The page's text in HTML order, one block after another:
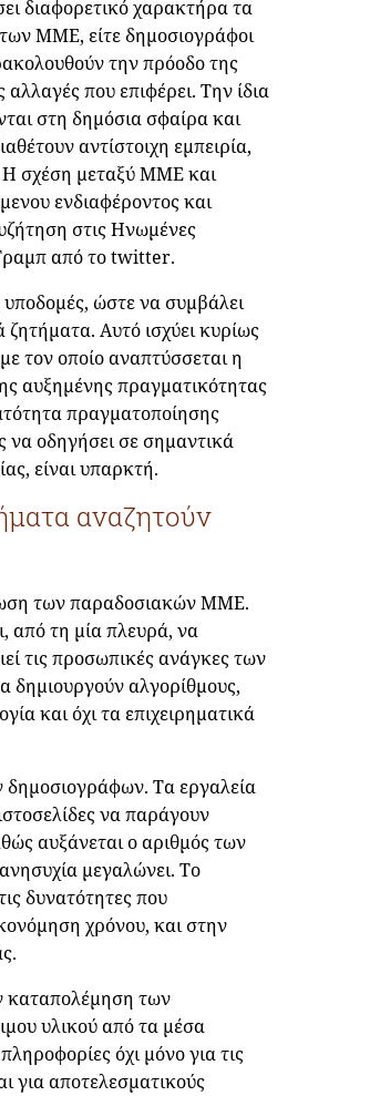
διαφορετικό χαρακτήρα τα
των ΜΜΕ, είτε δημοσιογράφοι
την πρόοδο της
που επιφέρει. Την ίδια
στη δημόσια σφαίρα και
αντίστοιχη εμπειρία,
Η σχέση μεταξύ ΜΜΕ και
ενδιαφέροντος και
στις Ηνωμένες
από το twitter.
υποδομές, ώστε να συμβάλει
Αυτό ισχύει κυρίως
τον οποίο αναπτύσσεται η
αυξημένης πραγματικότητας
πραγματοποίησης
να οδηγήσει σε σημαντικά
είναι υπαρκτή.
αναζητούν
των παραδοσιακών ΜΜΕ.
από τη μία πλευρά, να
τις προσωπικές ανάγκες των
δημιουργούν αλγορίθμους,
και όχι τα επιχειρηματικά
Τα εργαλεία
να παράγουν
αυξάνεται ο αριθμός των
μεγαλώνει. Το
δυνατότητες που
χρόνου, και στην
καταπολέμηση των
υλικού από τα μέσα
όχι μόνο για τις
για αποτελεσματικούς